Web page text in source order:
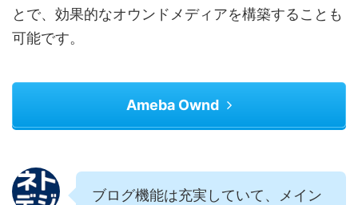
とで、効果的なオウンドメディアを構築することも
可能です。
Ameba Ownd
ブログ機能は充実していて、メイン